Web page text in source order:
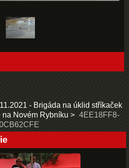
- Brigáda na úklid stříkaček
Novém Rybníku
4EE18FF8-